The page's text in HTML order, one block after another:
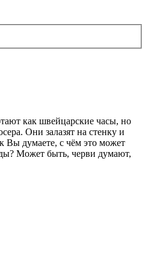
как швейцарские часы, но
Они залазят на стенку и
Вы думаете, с чём это может
Может быть, черви думают,